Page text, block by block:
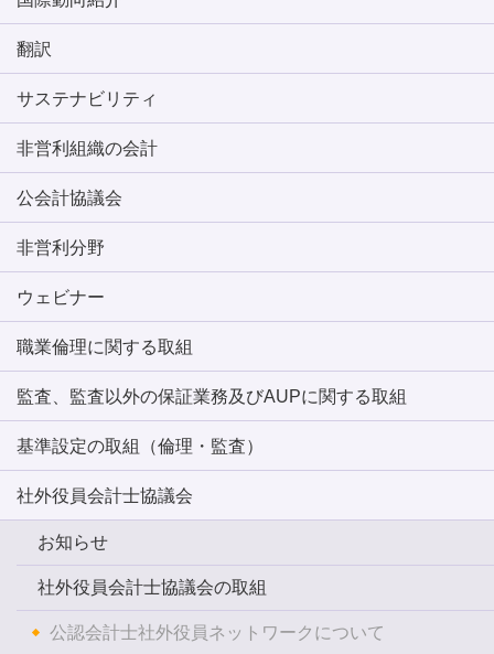
翻訳
サステナビリティ
非営利組織の会計
公会計協議会
非営利分野
ウェビナー
職業倫理に関する取組
監査、監査以外の保証業務及びAUPに関する取組
基準設定の取組（倫理・監査）
社外役員会計士協議会
お知らせ
社外役員会計士協議会の取組
公認会計士社外役員ネットワークについて